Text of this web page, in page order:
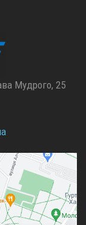
Мудрого, 25